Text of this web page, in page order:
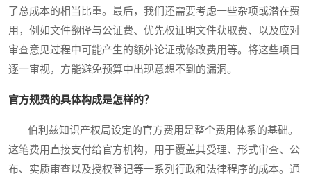
了总成本的相当比重。最后，我们还需要考虑一些杂项或潜在费
用，例如文件翻译与公证费、优先权证明文件获取费、以及应对
审查意见过程中可能产生的额外论证或修改费用等。将这些项目
逐一审视，方能避免预算中出现意想不到的漏洞。
官方规费的具体构成是怎样的？
伯利兹知识产权局设定的官方费用是整个费用体系的基础。
这笔费用直接支付给官方机构，用于覆盖其受理、形式审查、公
布、实质审查以及授权登记等一系列行政和法律程序的成本。通